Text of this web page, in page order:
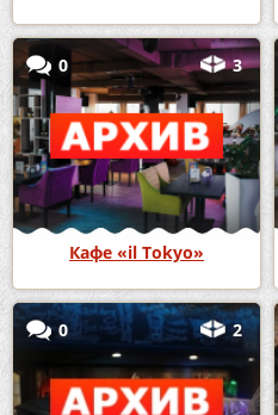
0 3
Кафе «il Tokyo»
0 2